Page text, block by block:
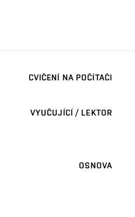
CVIČENÍ NA POČÍTAČI
VYUČUJÍCÍ / LEKTOR
OSNOVA